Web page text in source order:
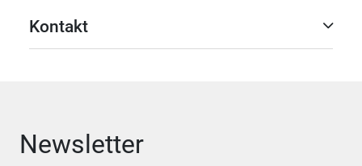
Kontakt
Newsletter